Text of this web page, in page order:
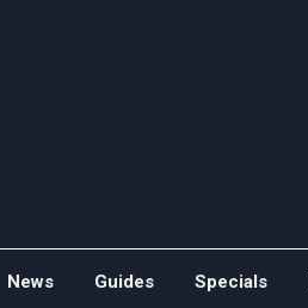
News Guides Specials